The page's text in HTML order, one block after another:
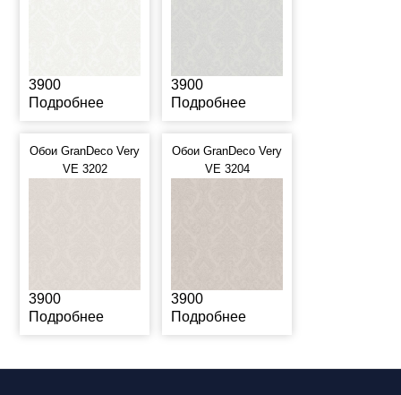
3900
Подробнее
3900
Подробнее
Обои GranDeco Very
VE 3202
3900
Подробнее
Обои GranDeco Very
VE 3204
3900
Подробнее